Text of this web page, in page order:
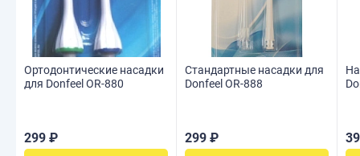
Ортодонтические насадки
для Donfeel OR-880
299 ₽
Стандартные насадки для
Donfeel OR-888
299 ₽